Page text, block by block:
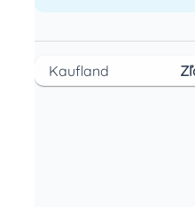
Kaufland